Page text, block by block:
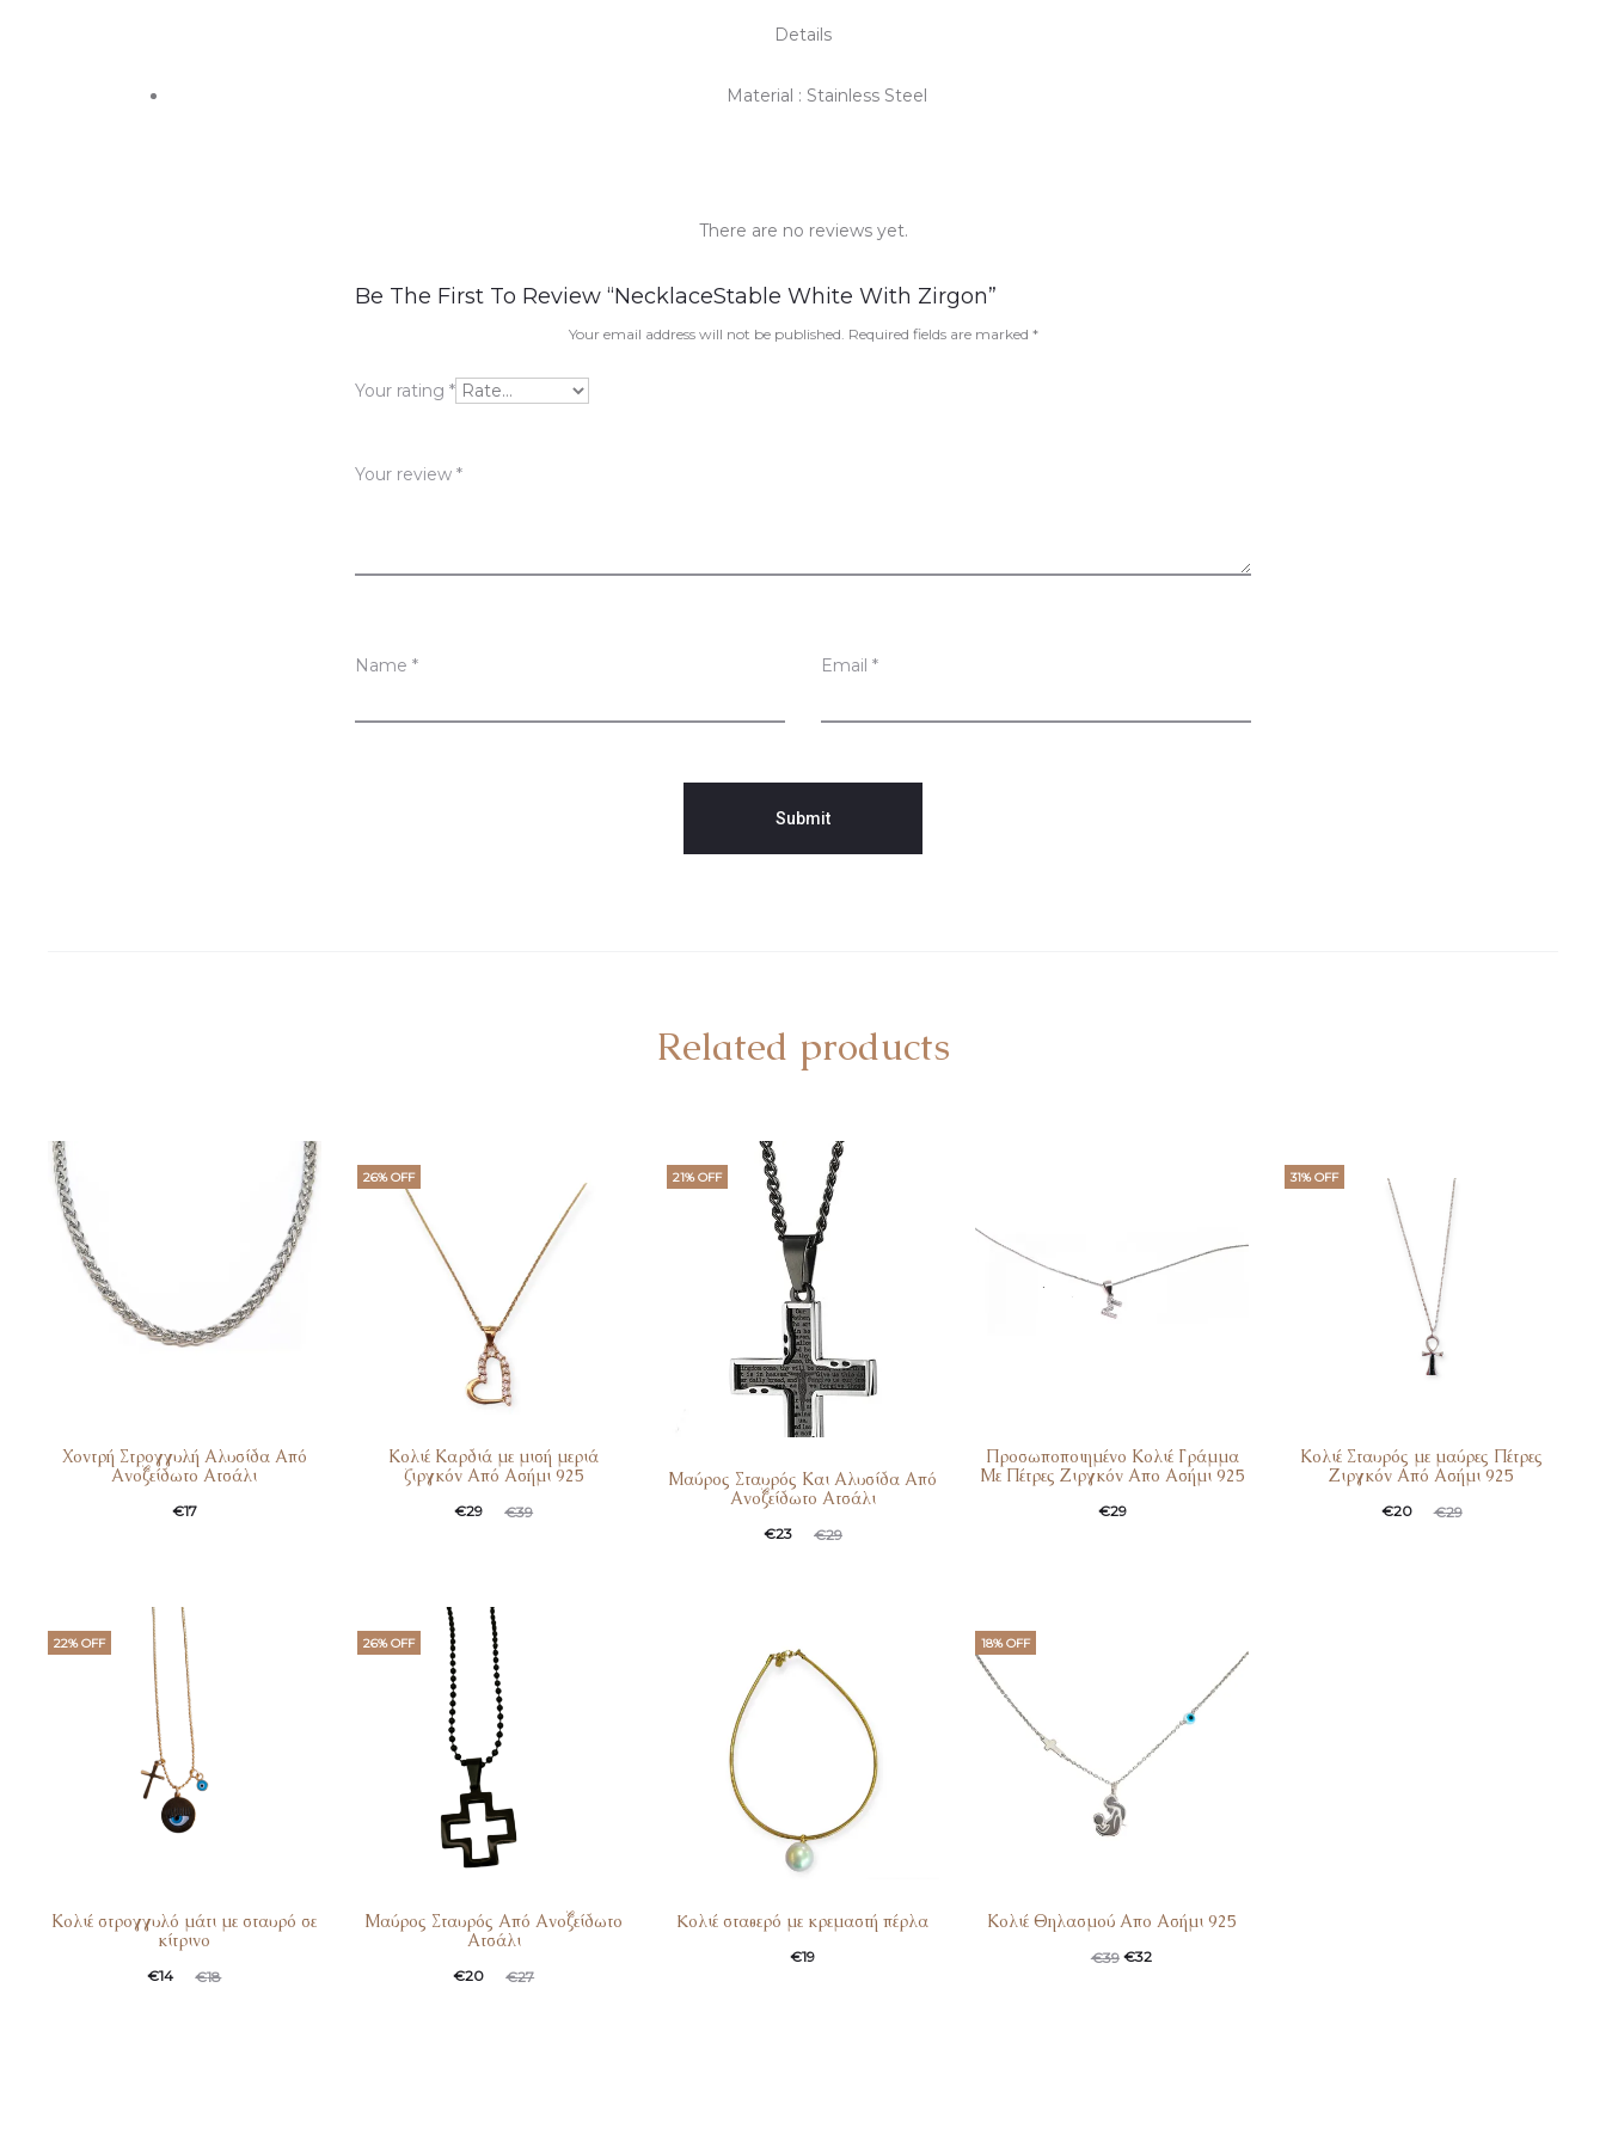
Details
Material : Stainless Steel
R
v
e
There are no reviews yet.
Be The First To Review “NecklaceStable White With Zirgon”
Your email address will not be published. Required fields are marked *
Your rating *
Your review *
Name * Email *
Related products
Χοντρή Στρογγυλή Αλυσίδα Από
Ανοξείδωτο Ατσάλι
€17
26% OFF
Κολιέ Καρδιά με μισή μεριά
ζιργκόν Από Ασήμι 925
€39
€29
21% OFF
Μαύρος Σταυρός Και Αλυσίδα Από
Ανοξείδωτο Ατσάλι
€29
€23
Προσωποποιημένο Κολιέ Γράμμα
Με Πέτρες Ζιργκόν Απο Ασήμι 925
€29
31% OFF
Κολιέ Σταυρός με μαύρες Πέτρες
Ζιργκόν Από Ασήμι 925
€29
€20
22% OFF
Κολιέ στρογγυλό μάτι με σταυρό σε
κίτρινο
€18
€14
26% OFF
Μαύρος Σταυρός Από Ανοξείδωτο
Ατσάλι
€27
€20
Kολιέ σταθερό με κρεμαστή πέρλα
€19
18% OFF
Κολιέ Θηλασμού Απο Ασήμι 925
€39 €32